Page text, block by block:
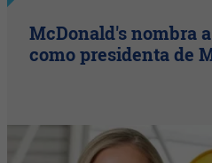
McDonald's nombra
como presidenta de